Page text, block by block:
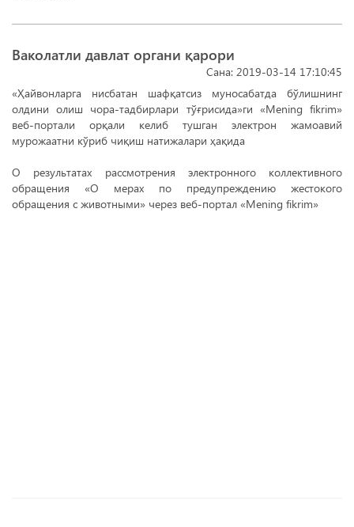
Ваколатли давлат органи қарори
Сана: 2019-03-14 17:10:45
«Ҳайвонларга нисбатан шафқатсиз муносабатда бўлишнинг
олдини олиш чора-тадбирлари тўғрисида»ги «Mening fikrim»
веб-портали орқали келиб тушган электрон жамоавий
мурожаатни кўриб чиқиш натижалари ҳақида
О результатах рассмотрения электронного коллективного
обращения «О мерах по предупреждению жестокого
обращения с животными» через веб-портал «Mening fikrim»